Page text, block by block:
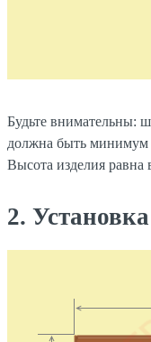
Будьте внимательны:
должна быть минимум
Высота изделия равна
2.